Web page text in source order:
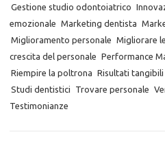
Gestione studio odontoiatrico
emozionale Marketing dentista
Miglioramento personale Migliorare
crescita del personale Performance
Riempire la poltrona Risultati tangibili
Studi dentistici
Trovare personale
Testimonianze